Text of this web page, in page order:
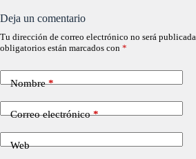
Deja un comentario
Tu dirección de correo electrónico no será publicada.
obligatorios están marcados con *
Nombre*
Correo electrónico*
Web